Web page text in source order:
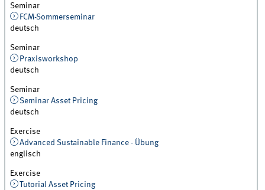
Seminar
FCM-Sommerseminar
deutsch
Seminar
Praxisworkshop
deutsch
Seminar
Seminar Asset Pricing
deutsch
Exercise
Advanced Sustainable Finance - Übung
englisch
Exercise
Tutorial Asset Pricing